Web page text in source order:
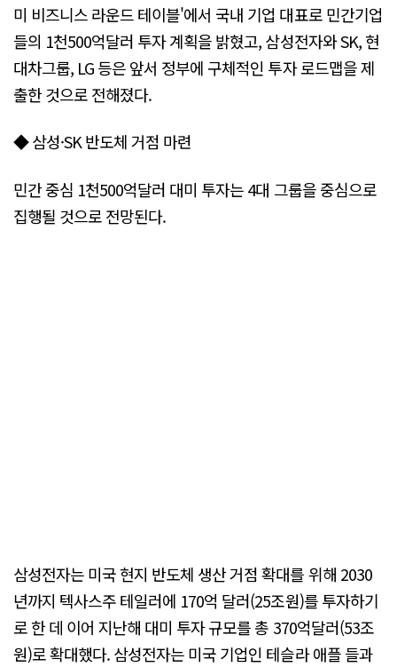
미 비즈니스 라운드 테이블'에서 국내 기업 대표로 민간기업
들의 1천500억달러 투자 계획을 밝혔고, 삼성전자와 SK, 현
대차그룹, LG 등은 앞서 정부에 구체적인 투자 로드맵을 제
출한 것으로 전해졌다.
◆ 삼성·SK 반도체 거점 마련
민간 중심 1천500억달러 대미 투자는 4대 그룹을 중심으로
집행될 것으로 전망된다.
삼성전자는 미국 현지 반도체 생산 거점 확대를 위해 2030
년까지 텍사스주 테일러에 170억 달러(25조원)를 투자하기
로 한 데 이어 지난해 대미 투자 규모를 총 370억달러(53조
원)로 확대했다. 삼성전자는 미국 기업인 테슬라 애플 들과